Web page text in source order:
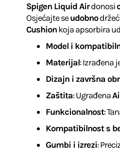
Spigen Liquid Airdonosi
Osjećajte seudobno
Cushionkoja apsorbira
Model i
Materijal: Izrađena
Dizajn i završna
Zaštita: Ugrađena
Funkcionalnost:
Kompatibilnost s
Gumbi i izrezi: